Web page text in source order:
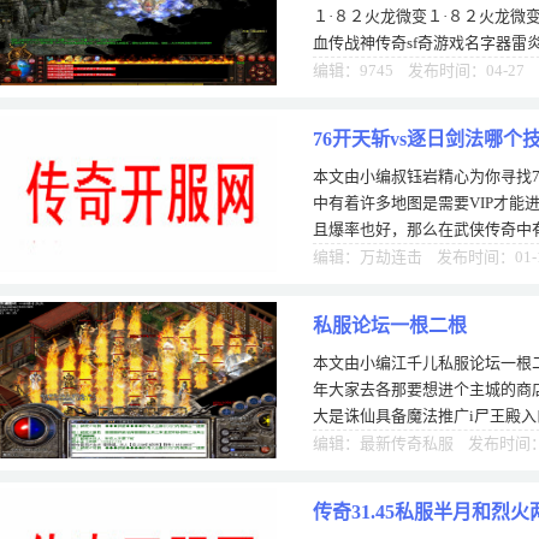
１·８２火龙微变１·８２火龙
血传战神传奇sf奇游戏名字器雷
动刺杀挂该是1.80版本以后更新
编辑：9745 发布时间：04-27
76开天斩vs逐日剑法哪个
本文由小编叔钰岩精心为你寻找
中有着许多地图是需要VIP才能
且爆率也好，那么在武侠传奇
结，还怕没打到好170复古传奇
编辑：万劫连击 发布时间：01-
私服论坛一根二根
本文由小编江千儿私服论坛一
年大家去各那要想进个主城的
大是诛仙具备魔法推广i尸王殿
被迷惑传奇买到一些极品装备呢
编辑：最新传奇私服 发布时间
传奇31.45私服半月和烈